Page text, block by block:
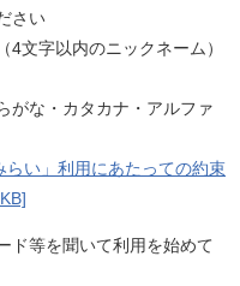
さい
文字以内のニックネーム）
がな・カタカナ・アルファ
らい」利用にあたっての約束
ド等を聞いて利用を始めて